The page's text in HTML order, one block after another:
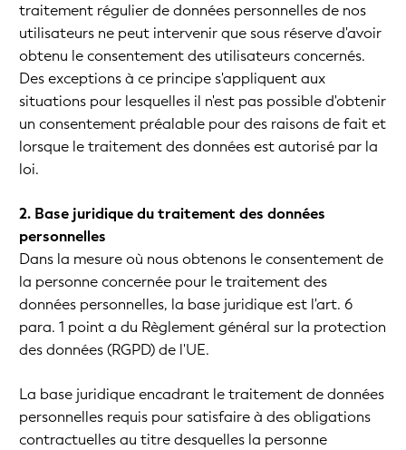
traitement régulier de données personnelles de nos
utilisateurs ne peut intervenir que sous réserve d'avoir
obtenu le consentement des utilisateurs concernés.
Des exceptions à ce principe s'appliquent aux
situations pour lesquelles il n'est pas possible d'obtenir
un consentement préalable pour des raisons de fait et
lorsque le traitement des données est autorisé par la
loi.
2. Base juridique du traitement des données
personnelles
Dans la mesure où nous obtenons le consentement de
la personne concernée pour le traitement des
données personnelles, la base juridique est l'art. 6
para. 1 point a du Règlement général sur la protection
des données (RGPD) de l'UE.
La base juridique encadrant le traitement de données
personnelles requis pour satisfaire à des obligations
contractuelles au titre desquelles la personne